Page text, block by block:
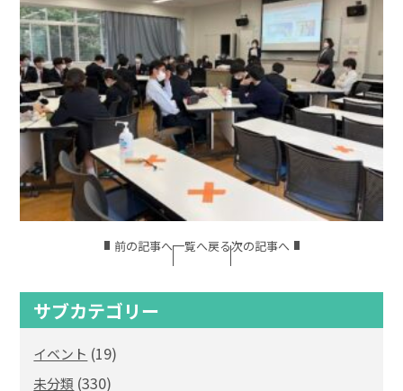
前の記事へ一覧へ戻る次の記事へ
サブカテゴリー
イベント (19)
未分類 (330)